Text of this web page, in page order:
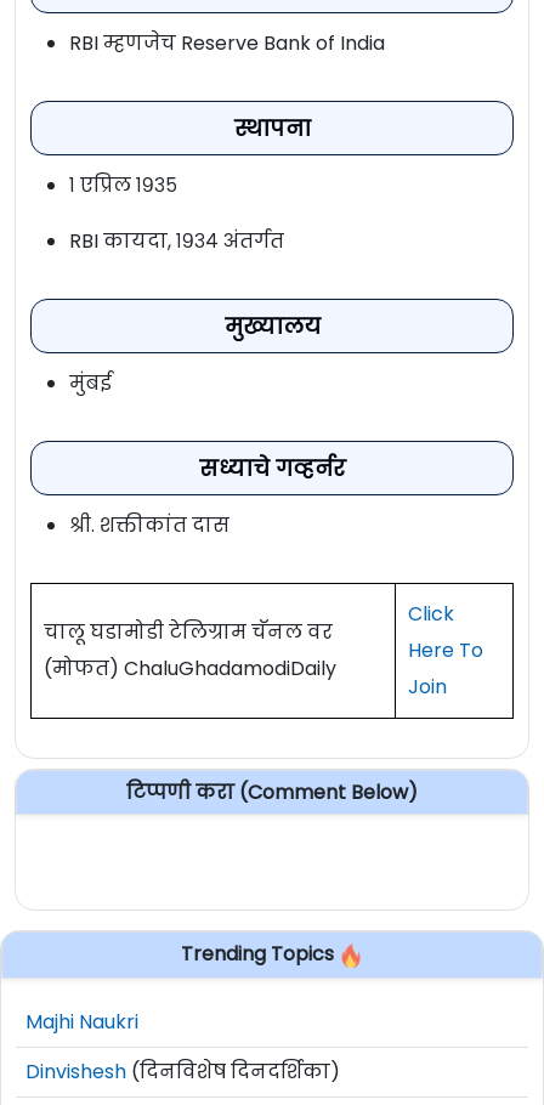
RBI म्हणजेच Reserve Bank of India
स्थापना
१ एप्रिल १९३५
RBI कायदा, १९३४ अंतर्गत
मुख्यालय
मुंबई
सध्याचे गव्हर्नर
श्री. शक्तीकांत दास
चालू घडामोडी टेलिग्राम चॅनल वर
(मोफत) ChaluGhadamodiDaily
Click
Here To
Join
टिप्पणी करा (Comment Below)
Trending Topics
Majhi Naukri
Dinvishesh (दिनविशेष दिनदर्शिका)